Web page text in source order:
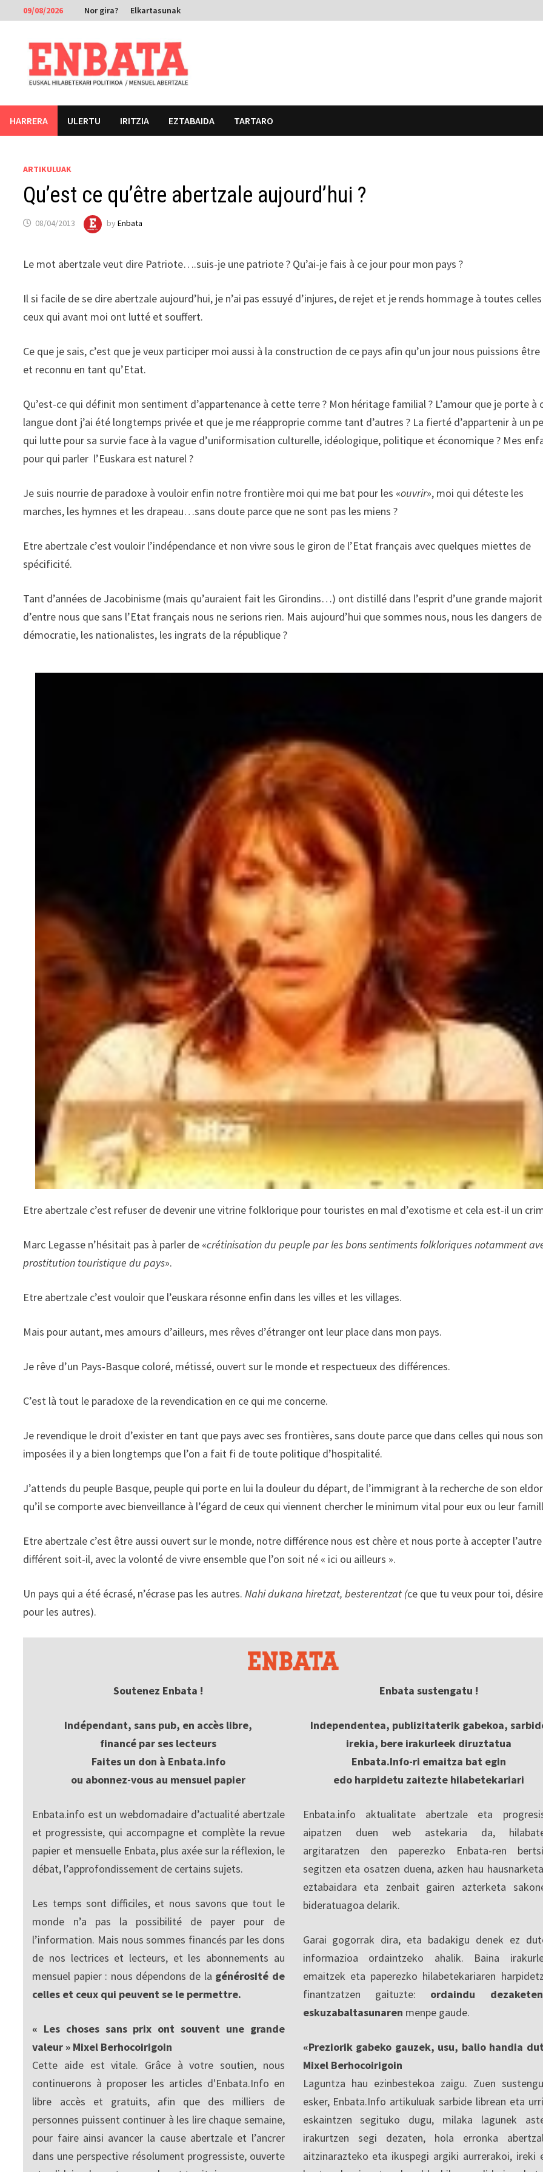
to
content
09/08/2026 Nor gira? Elkartasunak
HARRERA ULERTU IRITZIA EZTABAIDA TARTARO
ARTIKULUAK
Qu’est ce qu’être abertzale aujourd’hui ?
08/04/2013 byEnbata
Le mot abertzale veut dire Patriote….suis-je une patriote ? Qu’ai-je fais à ce jour pour mon pays ?
Il si facile de se dire abertzale aujourd’hui, je n’ai pas essuyé d’injures, de rejet et je rends hommage à toutes
ceux qui avant moi ont lutté et souffert.
Ce que je sais, c’est que je veux participer moi aussi à la construction de ce pays afin qu’un jour nous puissions être
et reconnu en tant qu’Etat.
Qu’est-ce qui définit mon sentiment d’appartenance à cette terre ? Mon héritage familial ? L’amour que je porte à
langue dont j’ai été longtemps privée et que je me réapproprie comme tant d’autres ? La fierté d’appartenir à un
qui lutte pour sa survie face à la vague d’uniformisation culturelle, idéologique, politique et économique ? Mes
pour qui parler l’Euskara est naturel ?
Je suis nourrie de paradoxe à vouloir enfin notre frontière moi qui me bat pour les «ouvrir», moi qui déteste les
marches, les hymnes et les drapeau…sans doute parce que ne sont pas les miens ?
Etre abertzale c’est vouloir l’indépendance et non vivre sous le giron de l’Etat français avec quelques miettes de
spécificité.
Tant d’années de Jacobinisme (mais qu’auraient fait les Girondins…) ont distillé dans l’esprit d’une grande
d’entre nous que sans l’Etat français nous ne serions rien. Mais aujourd’hui que sommes nous, nous les dangers
démocratie, les nationalistes, les ingrats de la république ?
Etre abertzale c’est refuser de devenir une vitrine folklorique pour touristes en mal d’exotisme et cela est-il un
Marc Legasse n’hésitait pas à parler de «crétinisation du peuple par les bons sentiments folkloriques notamment
prostitution touristique du pays».
Etre abertzale c’est vouloir que l’euskara résonne enfin dans les villes et les villages.
Mais pour autant, mes amours d’ailleurs, mes rêves d’étranger ont leur place dans mon pays.
Je rêve d’un Pays-Basque coloré, métissé, ouvert sur le monde et respectueux des différences.
C’est là tout le paradoxe de la revendication en ce qui me concerne.
Je revendique le droit d’exister en tant que pays avec ses frontières, sans doute parce que dans celles qui nous
imposées il y a bien longtemps que l’on a fait fi de toute politique d’hospitalité.
J’attends du peuple Basque, peuple qui porte en lui la douleur du départ, de l’immigrant à la recherche de son
qu’il se comporte avec bienveillance à l’égard de ceux qui viennent chercher le minimum vital pour eux ou leur
Etre abertzale c’est être aussi ouvert sur le monde, notre différence nous est chère et nous porte à accepter
différent soit-il, avec la volonté de vivre ensemble que l’on soit né « ici ou ailleurs ».
Un pays qui a été écrasé, n’écrase pas les autres.Nahi dukana hiretzat, besterentzat (ce que tu veux pour toi,
pour les autres).
Soutenez Enbata !
Indépendant, sans pub, en accès libre,
financé par ses lecteurs
Faites un don à Enbata.info
ou abonnez-vous au mensuel papier
Enbata.info est un webdomadaire d’actualité abertzale
et progressiste, qui accompagne et complète la revue
papier et mensuelle Enbata, plus axée sur la réflexion, le
débat, l’approfondissement de certains sujets.
Les temps sont difficiles, et nous savons que tout le
monde n’a pas la possibilité de payer pour de
l’information. Mais nous sommes financés par les dons
de nos lectrices et lecteurs, et les abonnements au
mensuel papier : nous dépendons de la générosité de
celles et ceux qui peuvent se le permettre.
« Les choses sans prix ont souvent une grande
valeur » Mixel Berhocoirigoin
Cette aide est vitale. Grâce à votre soutien, nous
continuerons à proposer les articles d'Enbata.Info en
libre accès et gratuits, afin que des milliers de
personnes puissent continuer à les lire chaque semaine,
pour faire ainsi avancer la cause abertzale et l’ancrer
dans une perspective résolument progressiste, ouverte
Enbata sustengatu !
Independentea, publizitaterik gabekoa,
irekia, bere irakurleek diruztatua
Enbata.Info-ri emaitza bat egin
edo harpidetu zaitezte hilabetekariari
Enbata.info aktualitate abertzale eta
aipatzen duen web astekaria da,
argitaratzen den paperezko Enbata-ren
segitzen eta osatzen duena, azken hau
eztabaidara eta zenbait gairen azterketa
bideratuagoa delarik.
Garai gogorrak dira, eta badakigu denek ez
informazioa ordaintzeko ahalik. Baina
emaitzek eta paperezko hilabetekariaren
finantzatzen gaituzte: ordaindu
eskuzabaltasunaren menpe gaude.
«Preziorik gabeko gauzek, usu, balio handia
Mixel Berhocoirigoin
Laguntza hau ezinbestekoa zaigu. Zuen
esker, Enbata.Info artikuluak sarbide librean eta
eskaintzen segituko dugu, milaka lagunek
irakurtzen segi dezaten, hola erronka
aitzinarazteko eta ikuspegi argiki aurrerakoi, ireki